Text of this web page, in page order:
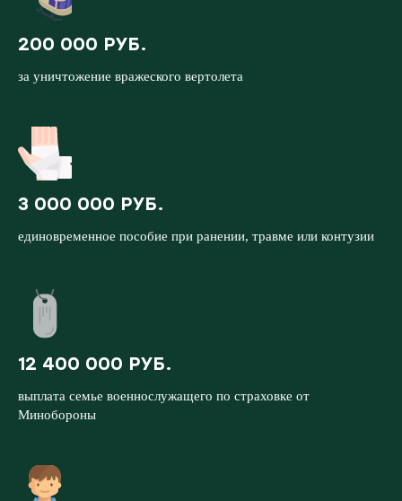
200 000 РУБ.
за уничтожение вражеского вертолета
3 000 000 РУБ.
единовременное пособие при ранении, травме или контузии
12 400 000 РУБ.
выплата семье военнослужащего по страховке от
Минобороны